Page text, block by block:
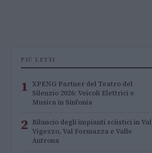
PIÙ LETTI
1 XPENG Partner del Teatro del
Silenzio 2026: Veicoli Elettrici e
Musica in Sinfonia
2 Rilancio degli impianti sciistici in Val
Vigezzo, Val Formazza e Valle
Antrona